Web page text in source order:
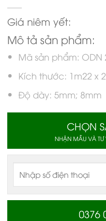
Giá niêm yết:
Mô tả sản phẩm:
Mã sản phẩm: ODN
Kích thước: 1m22 x
Độ dày: 5mm; 8mm
CHỌN
NHẬN MẪU VÀ
0376